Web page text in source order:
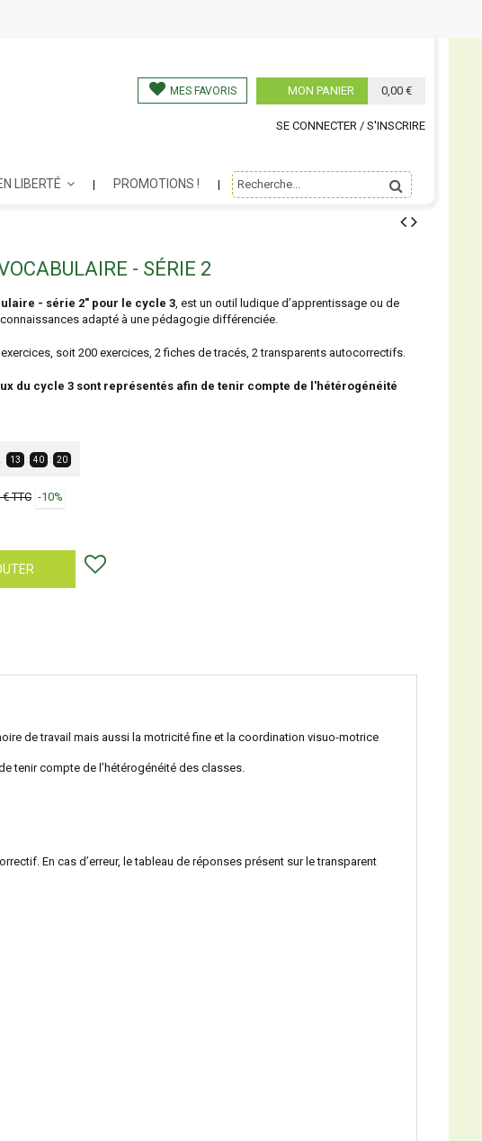
MON PANIER 0,00 €
MES FAVORIS
SE CONNECTER / S'INSCRIRE
LIBERTÉ PROMOTIONS !
- SÉRIE 2
- série 2" pour le cycle 3, est un outil ludique d’apprentissage ou de
adapté à une pédagogie différenciée.
soit 200 exercices, 2 fiches de tracés, 2 transparents autocorrectifs.
du cycle 3 sont représentés afin de tenir compte de l'hétérogénéité
13 : 40 : 19
€TTC -10%
de travail mais aussi la motricité fine et la coordination visuo-motrice
tenir compte de l’hétérogénéité des classes.
En cas d’erreur, le tableau de réponses présent sur le transparent